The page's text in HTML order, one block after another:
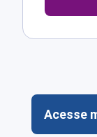
Acesse